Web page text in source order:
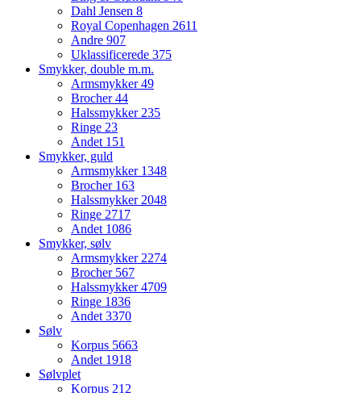
Dahl Jensen 8
Royal Copenhagen 2611
Andre 907
Uklassificerede 375
Smykker, double m.m.
Armsmykker49
Brocher44
Halssmykker 235
Ringe 23
Andet 151
Smykker, guld
Armsmykker 1348
Brocher 163
Halssmykker 2048
Ringe 2717
Andet 1086
Smykker, sølv
Armsmykker 2274
Brocher 567
Halssmykker4709
Ringe 1836
Andet 3370
Sølv
Korpus 5663
Andet 1918
Sølvplet
Korpus 212